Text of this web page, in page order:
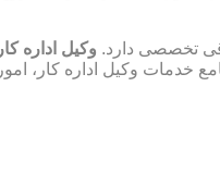
تخصصی دارد. وکیل اداره کار
خدمات وکیل اداره کار، امور